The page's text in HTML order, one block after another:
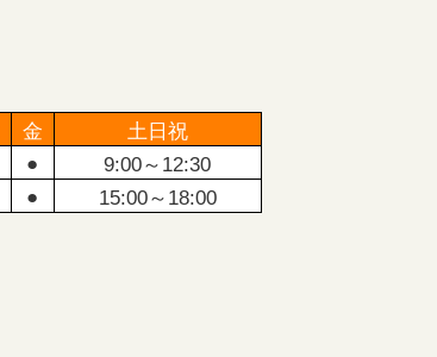
金
土日祝
●
9:00～12:30
● 15:00～18:00